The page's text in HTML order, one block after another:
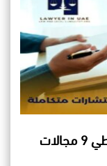
افضل محامي طلاق في دبي | نغطي 9 مجالات